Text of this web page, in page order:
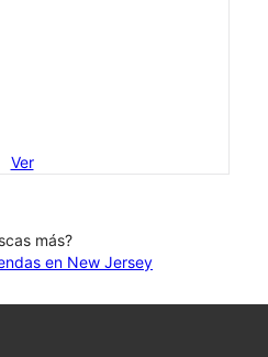
Ver
más?
en New Jersey